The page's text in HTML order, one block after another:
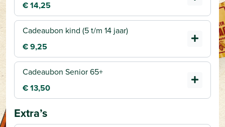
€ 14,25
Cadeaubon kind (5 t/m 14 jaar)
€ 9,25
Cadeaubon Senior 65+
€ 13,50
Extra’s